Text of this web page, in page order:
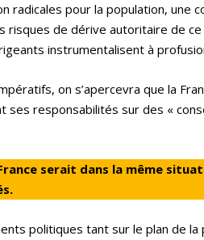
pour la population, une
de dérive autoritaire de
instrumentalisent à
on s’apercevra que la
responsabilités sur des «
serait dans la même
politiques tant sur le plan de